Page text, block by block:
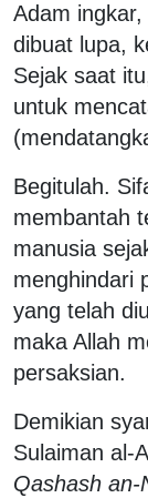
Adam
dibuat lupa,
Sejak saat
untuk
Begitulah.
membantah
manusia
menghindari
yang telah
maka Allah
persaksian.
Demikian
Sulaiman al-
Qashash an-